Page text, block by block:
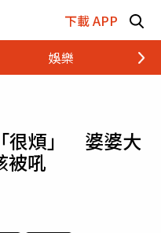
下載 APP
娛樂 財經
很煩」 婆婆大
被吼